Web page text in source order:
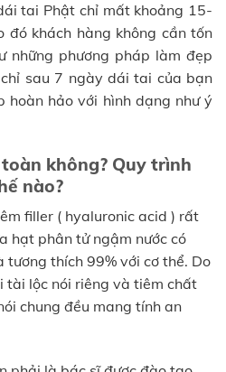
tai Phật chỉ mất khoảng 15-
đó khách hàng không cần tốn
những phương pháp làm đẹp
sau 7 ngày dái tai của bạn
hoàn hảo với hình dạng như ý
không? Quy trình
nào?
filler ( hyaluronic acid ) rất
hạt phân tử ngậm nước có
tương thích 99% với cơ thể. Do
tài lộc nói riêng và tiêm chất
chung đều mang tính an